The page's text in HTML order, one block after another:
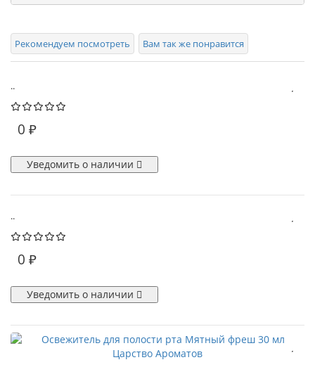
Рекомендуем посмотреть Вам так же понравится
..
0 ₽
Уведомить о наличии
..
0 ₽
Уведомить о наличии